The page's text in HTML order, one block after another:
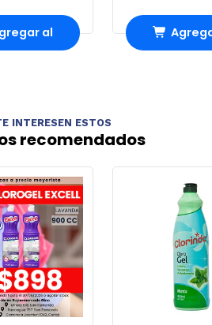
al
INTERESEN ESTOS
recomendados